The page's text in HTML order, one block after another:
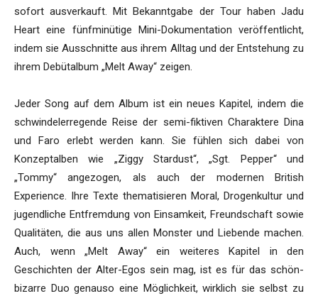
sofort ausverkauft. Mit Bekanntgabe der Tour haben Jadu
Heart eine fünfminütige Mini-Dokumentation veröffentlicht,
indem sie Ausschnitte aus ihrem Alltag und der Entstehung zu
ihrem Debütalbum „Melt Away“ zeigen.
Jeder Song auf dem Album ist ein neues Kapitel, indem die
schwindelerregende Reise der semi-fiktiven Charaktere Dina
und Faro erlebt werden kann. Sie fühlen sich dabei von
Konzeptalben wie „Ziggy Stardust“, „Sgt. Pepper“ und
„Tommy“ angezogen, als auch der modernen British
Experience. Ihre Texte thematisieren Moral, Drogenkultur und
jugendliche Entfremdung von Einsamkeit, Freundschaft sowie
Qualitäten, die aus uns allen Monster und Liebende machen.
Auch, wenn „Melt Away“ ein weiteres Kapitel in den
Geschichten der Alter-Egos sein mag, ist es für das schön-
bizarre Duo genauso eine Möglichkeit, wirklich sie selbst zu